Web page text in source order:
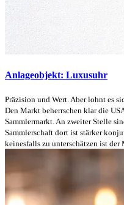
Anlageobjekt: Luxusuhr
Präzision und Wert. Aber lohnt es
Den Markt beherrschen klar die
Sammlermarkt. An zweiter Stelle
Sammlerschaft dort ist stärker
keinesfalls zu unterschätzen ist der